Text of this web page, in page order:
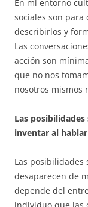
En mi entorno
sociales son
describirlos y
Las
acción son
que no nos
nosotros mismos
Las
inventar al
Las posibilidades
desaparecen de
depende del